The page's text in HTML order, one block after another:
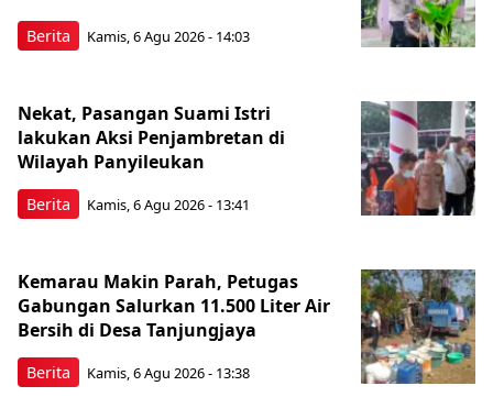
Berita Kamis, 6 Agu 2026 - 14:03
Berita
Nekat, Pasangan Suami Istri
lakukan Aksi Penjambretan di
Wilayah Panyileukan
Kamis, 6 Agu 2026 - 13:41
Berita
Kemarau Makin Parah, Petugas
Gabungan Salurkan 11.500 Liter Air
Bersih di Desa Tanjungjaya
Kamis, 6 Agu 2026 - 13:38